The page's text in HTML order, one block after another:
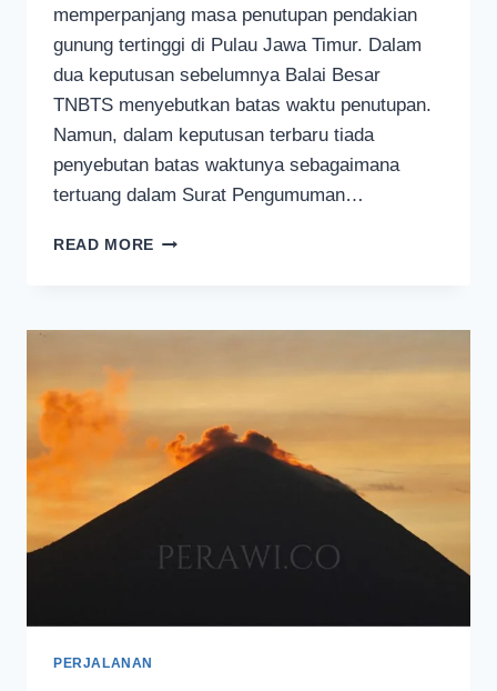
memperpanjang masa penutupan pendakian
gunung tertinggi di Pulau Jawa Timur. Dalam
dua keputusan sebelumnya Balai Besar
TNBTS menyebutkan batas waktu penutupan.
Namun, dalam keputusan terbaru tiada
penyebutan batas waktunya sebagaimana
tertuang dalam Surat Pengumuman…
READ MORE KALI
SEMERU
WAKTU
PERJALANAN